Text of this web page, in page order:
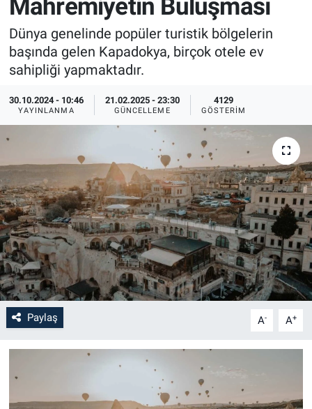
Mahremiyetin Buluşması
Dünya genelinde popüler turistik bölgelerin
başında gelen Kapadokya, birçok otele ev
sahipliği yapmaktadır.
30.10.2024 - 10:46
YAYINLANMA
21.02.2025 - 23:30
GÜNCELLEME
4129
GÖSTERIM
Paylaş A- A+
Yerel
Genel
İlan - Duyuru- Mesaj
Türkiye Gündemi
Sizden Gelenler
Sağlık
Eğitim
Kültür
3.Sayfa
Medya
Bilim-Tek
İlan - Duyuru- Mesaj
Türkiye Gündemi
Sizden Gelenler